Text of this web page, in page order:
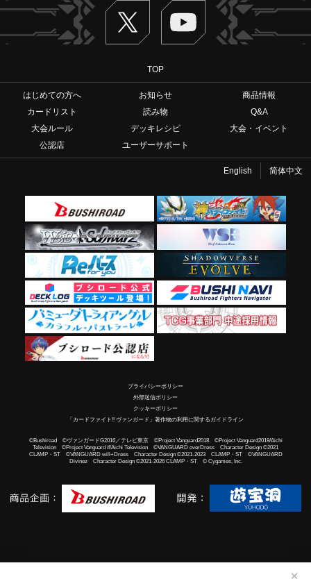
✕
Twitter ヴァンガードch
TOP
はじめての方へ お知らせ
商品情報
カードリスト
読み物
Q&A
大会ルール
デッキレシピ
大会・イベント
公認店
ユーザーサポート
English 简体中文
プライバシーポリシー
外部送信ポリシー
クッキーポリシー
「カードファイト!! ヴァンガード」著作物の利用に関するガイドライン
©Bushiroad ©ヴァンガードG2016／テレビ東京 ©Project Vanguard2018 ©Project Vanguard2019/Aichi
Television ©Project Vanguard if/Aichi Television ©VANGUARD overDress Character Design ©2021
CLAMP・ST ©VANGUARD will+Dress Character Design ©2021-2023 CLAMP・ST ©VANGUARD
Divinez Character Design ©2021-2026 CLAMP・ST © Cygames, Inc.